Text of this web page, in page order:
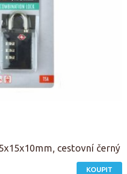
cestovní černý
KOUPIT